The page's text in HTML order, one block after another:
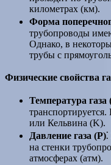
километрах (км).
Форма
трубопроводы
Однако, в
трубы с
Физические свойства
Температура газа
транспортируется.
или Кельвина (K).
Давление газа (P)
на стенки
атмосферах (атм).